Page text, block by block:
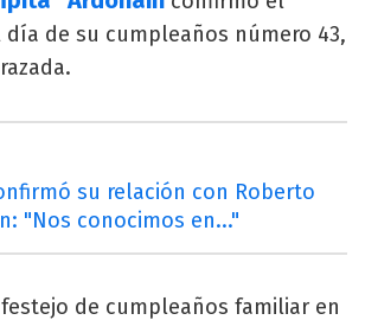
de su cumpleaños número 43,
su relación con Roberto
"Nos conocimos en..."
de cumpleaños familiar en